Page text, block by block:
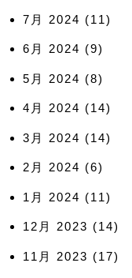
7月 2024 (11)
6月 2024 (9)
5月 2024 (8)
4月 2024 (14)
3月 2024 (14)
2月 2024 (6)
1月 2024 (11)
12月 2023 (14)
11月 2023 (17)